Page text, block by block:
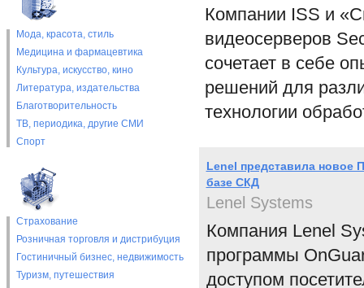
Мода, красота, стиль
Медицина и фармацевтика
Культура, искусство, кино
Литература, издательства
Благотворительность
ТВ, периодика, другие СМИ
Спорт
Страхование
Розничная торговля и дистрибуция
Гостиничный бизнес, недвижимость
Туризм, путешествия
Компании ISS и
видеосерверов
сочетает в себе
решений для
технологии
Lenel представила новое
базе СКД
Lenel Systems
Компания Lenel
программы
доступом